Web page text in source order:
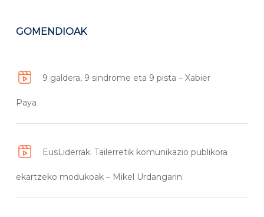
GOMENDIOAK
9 galdera, 9 sindrome eta 9 pista – Xabier
Paya
EusLiderrak. Tailerretik komunikazio publikora
ekartzeko modukoak – Mikel Urdangarin